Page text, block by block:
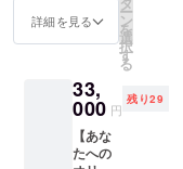
Mind Go
Wild( 秋田）
のまちの芸
術祭 2015(山
AYAGA
なみ芸
術祭
2020
AYAGA
WA ・
（ニックネー
支援時、必ず備
考欄に希望され
るお名前をご記
入くだされ。
2,000円・5,000
詳細を見る ー
ン
を
選
択
す
る
33,
000 円
残り29
【あな
たへの